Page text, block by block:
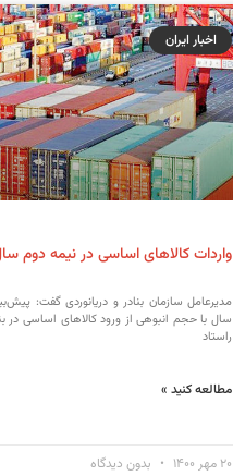
اخبار ایران
واردات کالاهای اساسی در نیمه دوم
مدیرعامل سازمان بنادر و دریانوردی گفت:
سال با حجم انبوهی از ورود کالاهای اساسی در
راستاد
مطالعه کنید »
۲۰ مهر ۱۴۰۰ بدون دیدگاه